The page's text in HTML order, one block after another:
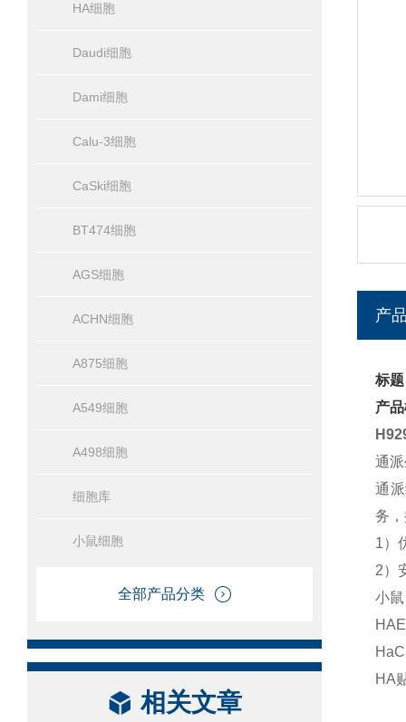
HA细胞
Daudi细胞
Dami细胞
Calu-3细胞
CaSki细胞
BT474细胞
AGS细胞
ACHN细胞
A875细胞
A549细胞
A498细胞
细胞库
小鼠细胞
全部产品分类
相关文章
产
标
产
通
通
务
1）
2）
小
HA